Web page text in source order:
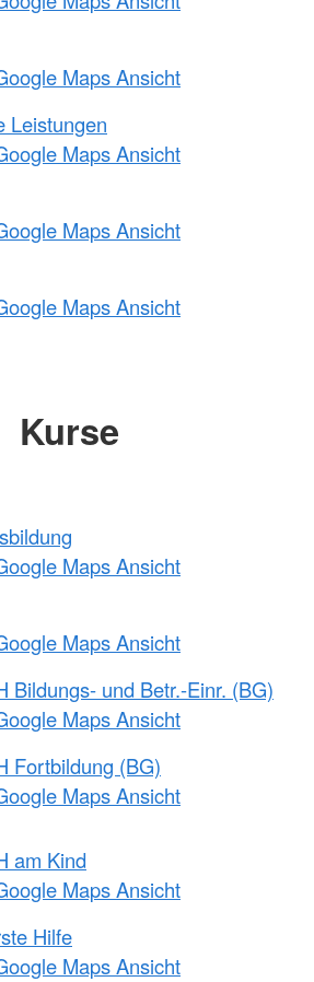
Maps Ansicht
Leistungen
Maps Ansicht
Maps Ansicht
Maps Ansicht
Kurse
Maps Ansicht
Maps Ansicht
Bildungs- und Betr.-Einr. (BG)
Maps Ansicht
Fortbildung (BG)
Maps Ansicht
am Kind
Maps Ansicht
Hilfe
Maps Ansicht